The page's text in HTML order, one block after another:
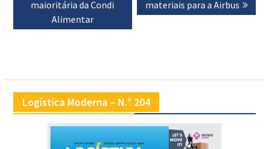
maioritária da Condi
Alimentar
materiais para a Airbus
Logística Moderna – N.º 204